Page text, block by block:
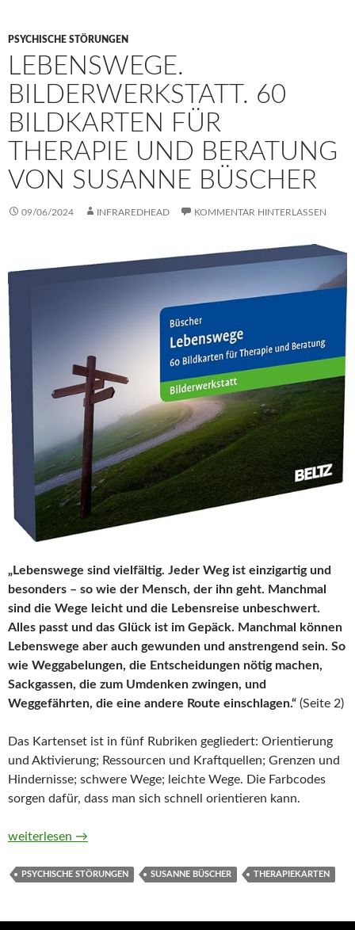
PSYCHISCHE STÖRUNGEN
LEBENSWEGE.
BILDERWERKSTATT. 60
BILDKARTEN FÜR
THERAPIE UND BERATUNG
VON SUSANNE BÜSCHER
09/06/2024 INFRAREDHEAD KOMMENTAR HINTERLASSEN
„Lebenswege sind vielfältig. Jeder Weg ist einzigartig und
besonders – so wie der Mensch, der ihn geht. Manchmal
sind die Wege leicht und die Lebensreise unbeschwert.
Alles passt und das Glück ist im Gepäck. Manchmal können
Lebenswege aber auch gewunden und anstrengend sein. So
wie Weggabelungen, die Entscheidungen nötig machen,
Sackgassen, die zum Umdenken zwingen, und
Weggefährten, die eine andere Route einschlagen.“ (Seite 2)
Das Kartenset ist in fünf Rubriken gegliedert: Orientierung
und Aktivierung; Ressourcen und Kraftquellen; Grenzen und
Hindernisse; schwere Wege; leichte Wege. Die Farbcodes
sorgen dafür, dass man sich schnell orientieren kann.
Lebenswege. Bilderwerkstatt. 60 Bildkarten für Therapie und
weiterlesen →
PSYCHISCHE STÖRUNGEN SUSANNE BÜSCHER THERAPIEKARTEN